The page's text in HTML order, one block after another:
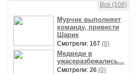
Все (108)
Мурчик выполняет
команду, привести
Шарик
Смотрели: 167 (0)
Медведи в
ужасеразбежались...
Смотрели: 26 (0)